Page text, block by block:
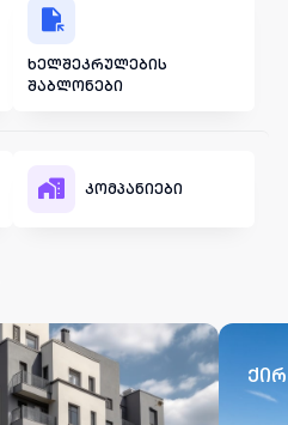
ხელშეკრულების
შაბლონები
კომპანიები